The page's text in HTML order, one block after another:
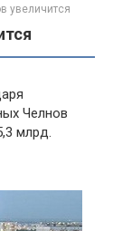
увеличится
Челнов
млрд.